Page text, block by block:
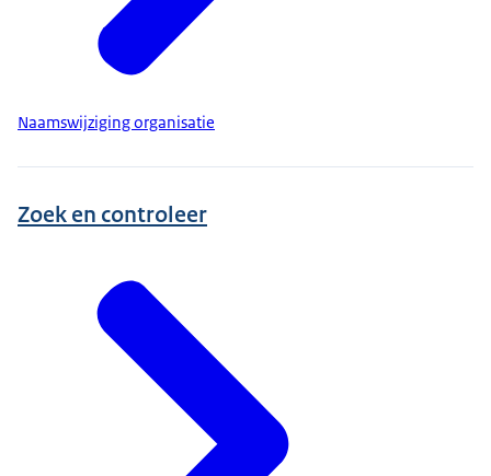
Naamswijziging organisatie
Zoek en controleer